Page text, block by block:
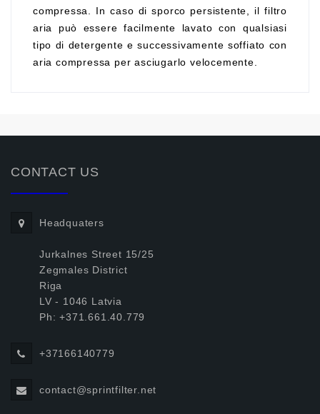
compressa. In caso di sporco persistente, il filtro
aria può essere facilmente lavato con qualsiasi
tipo di detergente e successivamente soffiato con
aria compressa per asciugarlo velocemente.
CONTACT US
Headquaters
Jurkalnes Street 15/25
Zegmales District
Riga
LV - 1046 Latvia
Ph: +371.661.40.779
+37166140779
contact@sprintfilter.net